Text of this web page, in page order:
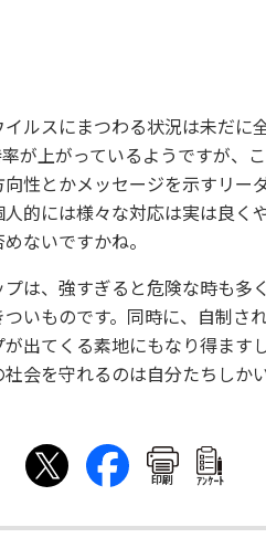
ルスにまつわる状況は未だに
が上がっているようですが、
向性とかメッセージを示すリー
人的には様々な対応は実は良く
ないですかね。
は、 強すぎると危険な時も多
いものです。 同時に、自制さ
出てくる素地にもなり得ます
社会を守れるのは自分たちしか
印刷 ｱﾝｹｰﾄ